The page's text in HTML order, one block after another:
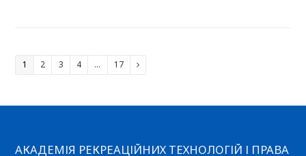
Page
1 Page
2 Page
3 Page
4 … Page
17
АКАДЕМІЯ РЕКРЕАЦІЙНИХ ТЕХНОЛОГІЙ І ПРАВА